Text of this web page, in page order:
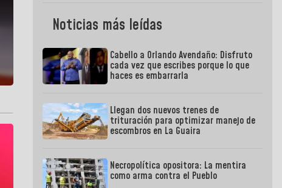
Noticias más leídas
Cabello a Orlando Avendaño: Disfruto
cada vez que escribes porque lo que
haces es embarrarla
Llegan dos nuevos trenes de
trituración para optimizar manejo de
escombros en La Guaira
Necropolítica opositora: La mentira
como arma contra el Pueblo